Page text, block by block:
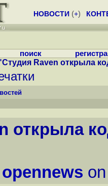
НОВОСТИ (+)
поиск
Raven открыла
открыла
opennews